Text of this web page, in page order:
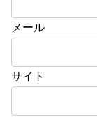
メール
サイト